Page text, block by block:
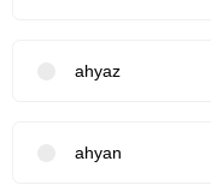
ahyaz
ahyan